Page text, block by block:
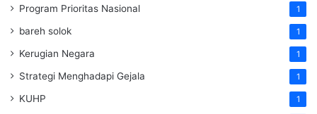
Program Prioritas Nasional 1
bareh solok 1
Kerugian Negara 1
Strategi Menghadapi Gejala 1
KUHP 1